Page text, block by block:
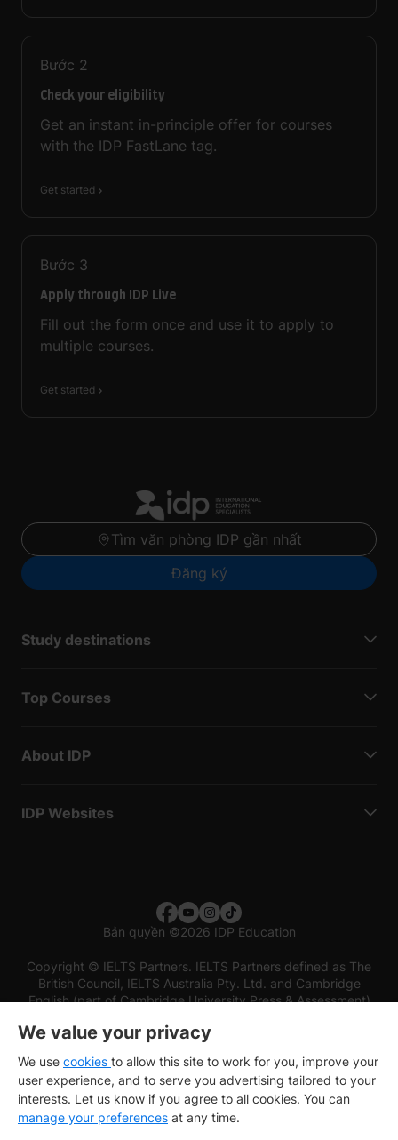
Bước 2
Check your eligibility
Get an instant in-principle offer for courses
with the IDP FastLane tag.
Get started
Bước 3
Apply through IDP Live
Fill out the form once and use it to apply to
multiple courses.
Get started
Tìm văn phòng IDP gần nhất
Đăng ký
Study destinations
Top Courses
About IDP
IDP Websites
Bản quyền ©2026 IDP Education
Copyright © IELTS Partners. IELTS Partners defined as The
British Council, IELTS Australia Pty. Ltd. and Cambridge
English (part of Cambridge University Press & Assessment)
Các nhà đầu tư
Điều khoản sử dụng
We value your privacy
We use cookies to allow this site to work for you, improve your
user experience, and to serve you advertising tailored to your
interests. Let us know if you agree to all cookies. You can
manage your preferences at any time.